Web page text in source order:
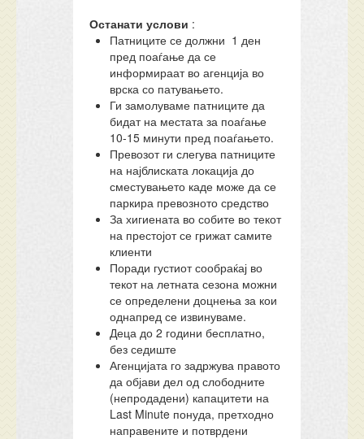
Останати услови :
Патниците се должни 1 ден
пред поаѓање да се
информираат во агенција во
врска со патувањето.
Ги замолуваме патниците да
бидат на местата за поаѓање
10-15 минути пред поаѓањето.
Превозот ги слегува патниците
на најблиската локација до
сместувањето каде може да се
паркира превозното средство
За хигиената во собите во текот
на престојот се грижат самите
клиенти
Поради густиот сообраќај во
текот на летната сезона можни
се определени доцнења за кои
однапред се извинуваме.
Деца до 2 години бесплатно,
без седиште
Агенцијата го задржува правото
да објави дел од слободните
(непродадени) капацитети на
Last Minute понуда, претходно
направените и потврдени